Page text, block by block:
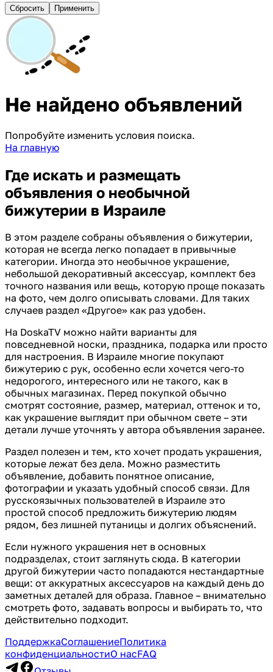
Сбросить Применить
Не найдено объявлений
Попробуйте изменить условия поиска.
На главную
Где искать и размещать
объявления о необычной
бижутерии в Израиле
В этом разделе собраны объявления о бижутерии,
которая не всегда легко попадает в привычные
категории. Иногда это необычное украшение,
небольшой декоративный аксессуар, комплект без
точного названия или вещь, которую проще показать
на фото, чем долго описывать словами. Для таких
случаев раздел «Другое» как раз удобен.
На DoskaTV можно найти варианты для
повседневной носки, праздника, подарка или просто
для настроения. В Израиле многие покупают
бижутерию с рук, особенно если хочется чего-то
недорогого, интересного или не такого, как в
обычных магазинах. Перед покупкой обычно
смотрят состояние, размер, материал, оттенок и то,
как украшение выглядит при обычном свете – эти
детали лучше уточнять у автора объявления заранее.
Раздел полезен и тем, кто хочет продать украшения,
которые лежат без дела. Можно разместить
объявление, добавить понятное описание,
фотографии и указать удобный способ связи. Для
русскоязычных пользователей в Израиле это
простой способ предложить бижутерию людям
рядом, без лишней путаницы и долгих объяснений.
Если нужного украшения нет в основных
подразделах, стоит заглянуть сюда. В категории
другой бижутерии часто попадаются нестандартные
вещи: от аккуратных аксессуаров на каждый день до
заметных деталей для образа. Главное – внимательно
смотреть фото, задавать вопросы и выбирать то, что
действительно подходит.
ПоддержкаСоглашениеПолитика
конфиденциальностиО насFAQ